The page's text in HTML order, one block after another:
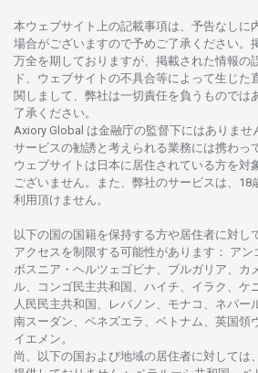
本ウェブサイト 上の記載事項は、 予告なしに
場合がございますので予めご了承ください。
万全を期しておりますが、 掲載さ れた情報の
ド、 ウェブサイトの不具合等によって生じた
関し まして、 弊社は一切責任を負うものでは
了承ください。
Axiory Global は金融庁の監督下にはありませ
サービスの勧誘と 考えられる業務には携わっ
ウェブサイトは 日本に居住さ れている方を対
ございません。
また、 弊社のサービスは、18
利用頂けません。
以下の国の国籍を保持する方や居住者に対し
アクセスを制限する可能性があります ： アン
ボスニア ・ ヘルツェゴビナ、ブルガリア、カ
ル、
コンゴ民主共和国、ハイチ、イラク、ケ
人民民主共和国、レバノン、モナコ、ネパー
南スーダン、ベネズエラ、ベトナム、 英国領
イエメン。
尚、
以下の国および地域の居住者に対しては、